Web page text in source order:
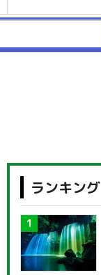
ランキング